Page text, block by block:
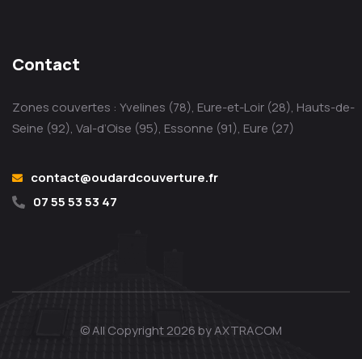
Contact
Zones couvertes : Yvelines (78), Eure-et-Loir (28), Hauts-de-
Seine (92), Val-d’Oise (95), Essonne (91), Eure (27)
contact@oudardcouverture.fr
07 55 53 53 47
© All Copyright 2026 byAXTRACOM